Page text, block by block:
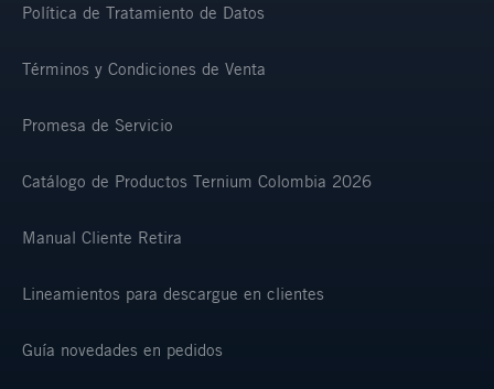
Política de Tratamiento de Datos
Términos y Condiciones de Venta
Promesa de Servicio
Catálogo de Productos Ternium Colombia 2026
Manual Cliente Retira
Lineamientos para descargue en clientes
Guía novedades en pedidos